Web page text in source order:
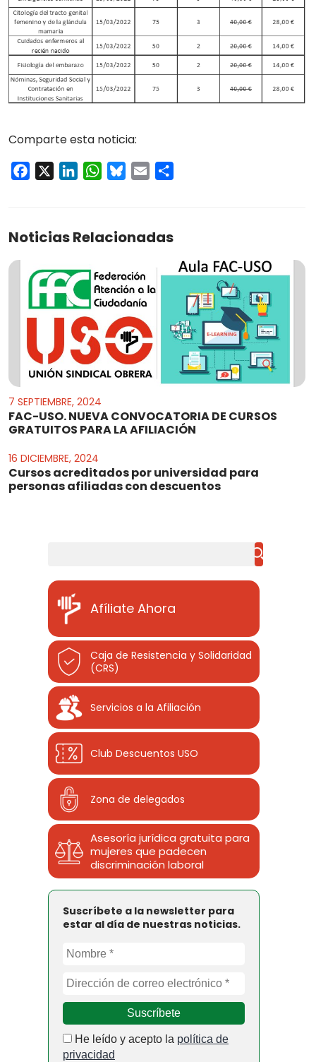
Comparte esta noticia:
Facebook LinkedInWhatsApp
Bluesky
Email
Noticias Relacionadas
7 SEPTIEMBRE, 2024
FAC-USO. NUEVA CONVOCATORIA DE CURSOS
GRATUITOS PARA LA AFILIACIÓN
16 DICIEMBRE, 2024
Cursos acreditados por universidad para
personas afiliadas con descuentos
Afíliate Ahora
Caja de Resistencia y Solidaridad
(CRS)
Servicios a la Afiliación
Club Descuentos USO
Zona de delegados
Asesoría jurídica gratuita para
mujeres que padecen
discriminación laboral
Suscríbete a la newsletter para
estar al día de nuestras noticias.
He leído y acepto la política de
privacidad